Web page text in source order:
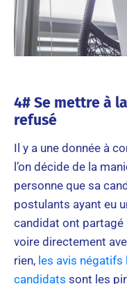
4# Se mettre à
refusé
Il y a une donnée à
l’on décide de la
personne que sa
postulants ayant eu
candidat ont partagé
voire directement
rien, les avis
candidats sont les